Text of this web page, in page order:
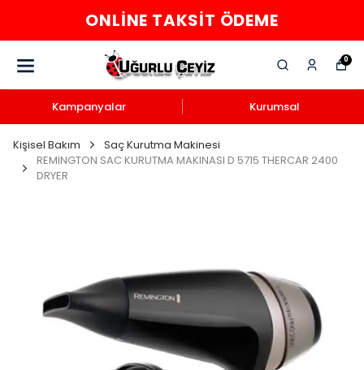
ONLINE TAKSIT ÖDEME
0
Kampanyalar Kurumsal
Kişisel Bakım
Saç Kurutma Makinesi
REMINGTON SAC KURUTMA MAKINASI D 5715 THERCAR 2400
DRYER